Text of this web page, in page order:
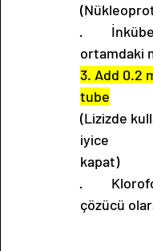
·
ortamdaki
3. Add 0.2
tube
(Lizizde
iyice
kapat)
·
çözücü